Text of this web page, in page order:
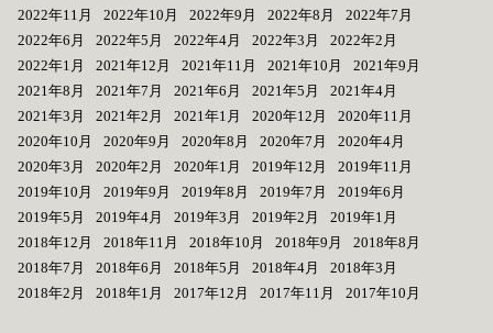
2022年11月
2022年10月 2022年9月 2022年8月
2022年7月
2022年6月
2022年5月 2022年4月 2022年3月
2022年2月
2022年1月
2021年12月 2021年11月 2021年10月
2021年9月
2021年8月
2021年7月 2021年6月 2021年5月
2021年4月
2021年3月
2021年2月 2021年1月 2020年12月
2020年11月
2020年10月
2020年9月 2020年8月 2020年7月
2020年4月
2020年3月
2020年2月 2020年1月 2019年12月
2019年11月
2019年10月
2019年9月 2019年8月 2019年7月
2019年6月
2019年5月
2019年4月 2019年3月 2019年2月
2019年1月
2018年12月
2018年11月 2018年10月 2018年9月
2018年8月
2018年7月
2018年6月 2018年5月 2018年4月
2018年3月
2018年2月
2018年1月 2017年12月 2017年11月 2017年10月